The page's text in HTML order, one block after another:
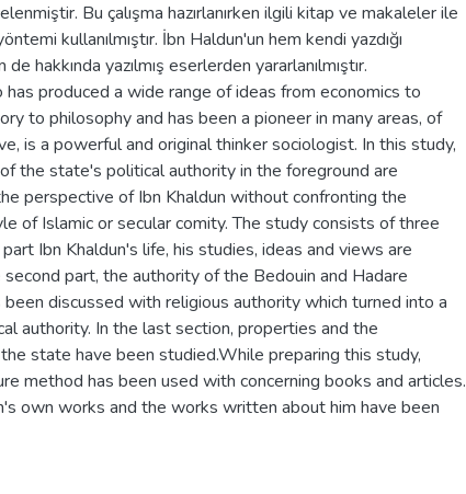
Bu çalışma hazırlanırken ilgili kitap ve makaleler ile
kullanılmıştır. İbn Haldun'un hem kendi yazdığı
hakkında yazılmış eserlerden yararlanılmıştır.
has produced a wide range of ideas from economics to
to philosophy and has been a pioneer in many areas, of
is a powerful and original thinker sociologist. In this study,
the state's political authority in the foreground are
perspective of Ibn Khaldun without confronting the
of Islamic or secular comity. The study consists of three
Ibn Khaldun's life, his studies, ideas and views are
second part, the authority of the Bedouin and Hadare
been discussed with religious authority which turned into a
authority. In the last section, properties and the
state have been studied.While preparing this study,
method has been used with concerning books and articles.
own works and the works written about him have been